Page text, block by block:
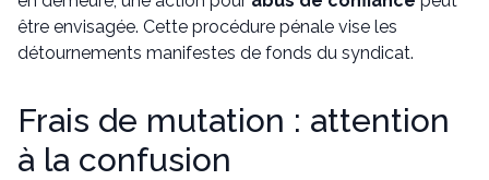
être envisagée. Cette procédure pénale vise les
détournements manifestes de fonds du syndicat.
Frais de mutation : attention
à la confusion